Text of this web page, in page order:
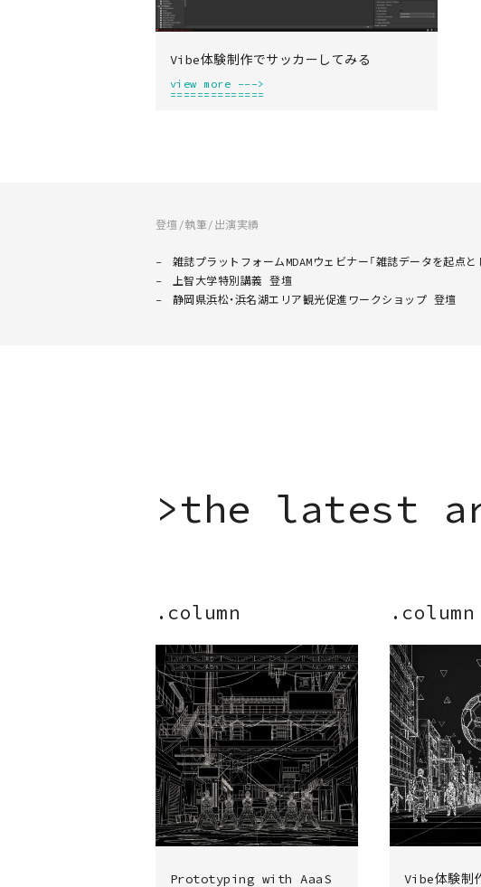
Vibe体験制作でサッカーしてみる
view more --->
==============
登壇/執筆/出演実績
雑誌プラットフォームMDAMウェビナー「雑誌データを起
上智大学特別講義 登壇
静岡県浜松・浜名湖エリア観光促進ワークショップ 登壇
>the latest a
.column
Prototyping with AaaS
.column
Vibe体験制